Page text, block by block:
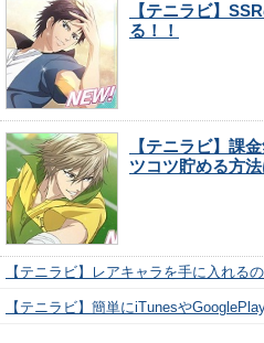
【テニラビ】
る！！
【テニラビ】課
ツコツ貯める方
【テニラビ】レアキャラを手に入れる
【テニラビ】簡単にiTunesや